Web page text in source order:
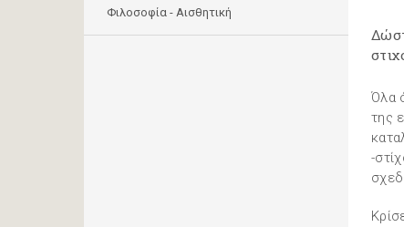
Φιλοσοφία - Αισθητική
Όλα
της
-